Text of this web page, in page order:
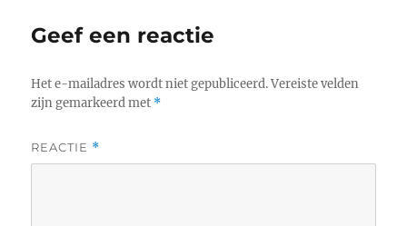
Geef een reactie
Het e-mailadres wordt niet gepubliceerd. Vereiste velden
zijn gemarkeerd met *
REACTIE *